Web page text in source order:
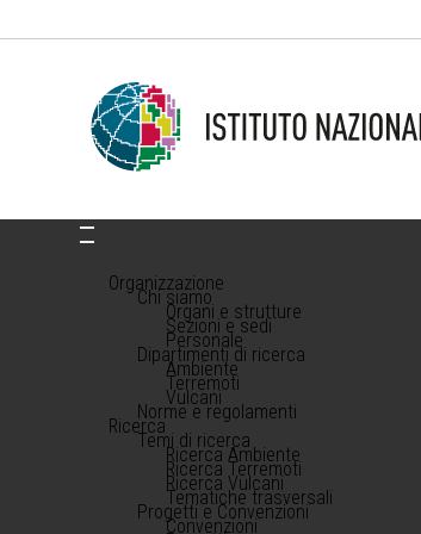
Organizzazione
Chi siamo
Organi e strutture
Sezioni e sedi
Personale
Dipartimenti di ricerca
Ambiente
Terremoti
Vulcani
Norme e regolamenti
Ricerca
Temi di ricerca
Ricerca Ambiente
Ricerca Terremoti
Ricerca Vulcani
Tematiche trasversali
Progetti e Convenzioni
Convenzioni